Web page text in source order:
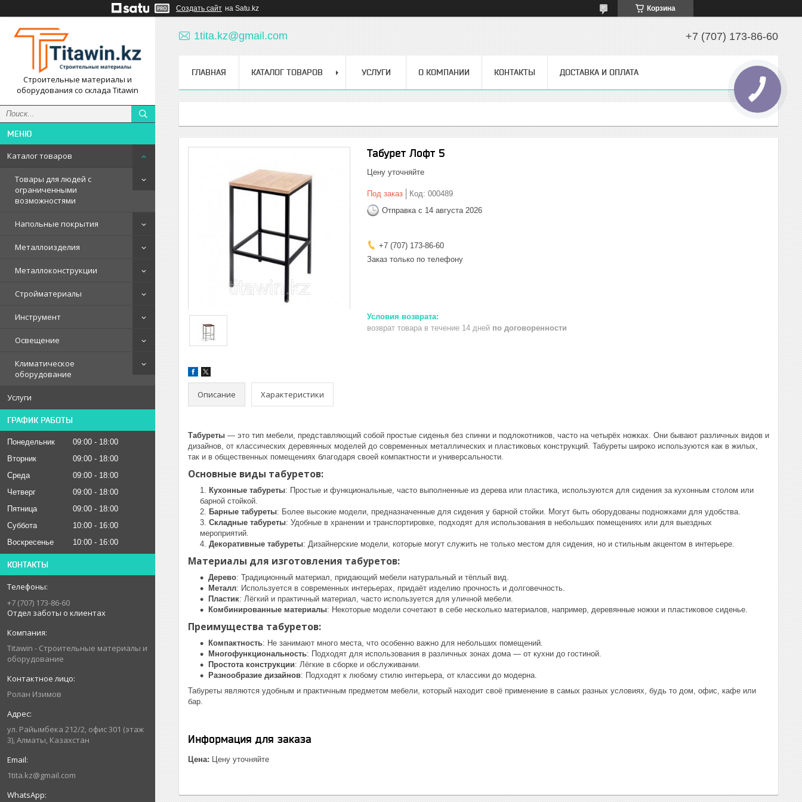
Создать сайт на Satu.kz Корзина
Строительные материалы и
оборудования со склада Titawin
Каталог товаров
Товары для людей с
ограниченными
возможностями
Напольные покрытия
Металлоизделия
Металлоконструкции
Стройматериалы
Инструмент
Освещение
Климатическое
оборудование
Услуги
ГРАФИК РАБОТЫ
Понедельник 09:00
18:00
Вторник
09:00
18:00
Среда
09:00
18:00
Четверг
09:00
18:00
Пятница
09:00
18:00
Суббота
10:00
16:00
Воскресенье
10:00 16:00
КОНТАКТЫ
+7 (707) 173-86-60
Отдел заботы о клиентах
Titawin - Строительные материалы и
оборудование
Ролан Изимов
ул. Райымбека 212/2, офис 301 (этаж
3), Алматы, Казахстан
1tita.kz@gmail.com
1tita.kz@gmail.com +7 (707) 173-86-60
ГЛАВНАЯ КАТАЛОГ ТОВАРОВ УСЛУГИ О КОМПАНИИ КОНТАКТЫ ДОСТАВКА И ОПЛАТА
Табурет Лофт 5
Цену уточняйте
Под заказ Код: 000489
Отправка с 14 августа 2026
+7 (707) 173-86-60
Заказ только по телефону
возврат товара в течение 14 дней по договоренности
Описание Характеристики
Табуреты — это тип мебели, представляющий собой простые сиденья без спинки и подлокотников, часто на четырёх ножках. Они бывают различных видов и
дизайнов, от классических деревянных моделей до современных металлических и пластиковых конструкций. Табуреты широко используются как в жилых,
так и в общественных помещениях благодаря своей компактности и универсальности.
Основные виды табуретов:
Кухонные табуреты: Простые и функциональные, часто выполненные из дерева или пластика, используются для сидения за кухонным столом или
барной стойкой.
Барные табуреты: Более высокие модели, предназначенные для сидения у барной стойки. Могут быть оборудованы подножками для удобства.
Складные табуреты: Удобные в хранении и транспортировке, подходят для использования в небольших помещениях или для выездных
мероприятий.
Декоративные табуреты: Дизайнерские модели, которые могут служить не только местом для сидения, но и стильным акцентом в интерьере.
Материалы для изготовления табуретов:
Дерево: Традиционный материал, придающий мебели натуральный и тёплый вид.
Металл: Используется в современных интерьерах, придаёт изделию прочность и долговечность.
Пластик: Лёгкий и практичный материал, часто используется для уличной мебели.
Комбинированные материалы: Некоторые модели сочетают в себе несколько материалов, например, деревянные ножки и пластиковое сиденье.
Преимущества табуретов:
Компактность: Не занимают много места, что особенно важно для небольших помещений.
Многофункциональность: Подходят для использования в различных зонах дома — от кухни до гостиной.
Простота конструкции: Лёгкие в сборке и обслуживании.
Разнообразие дизайнов: Подходят к любому стилю интерьера, от классики до модерна.
Табуреты являются удобным и практичным предметом мебели, который находит своё применение в самых разных условиях, будь то дом, офис, кафе или
бар.
Информация для заказа
Цена: Цену уточняйте